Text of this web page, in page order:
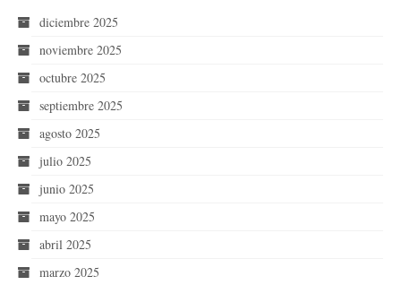
diciembre 2025
noviembre 2025
octubre 2025
septiembre 2025
agosto 2025
julio 2025
junio 2025
mayo 2025
abril 2025
marzo 2025